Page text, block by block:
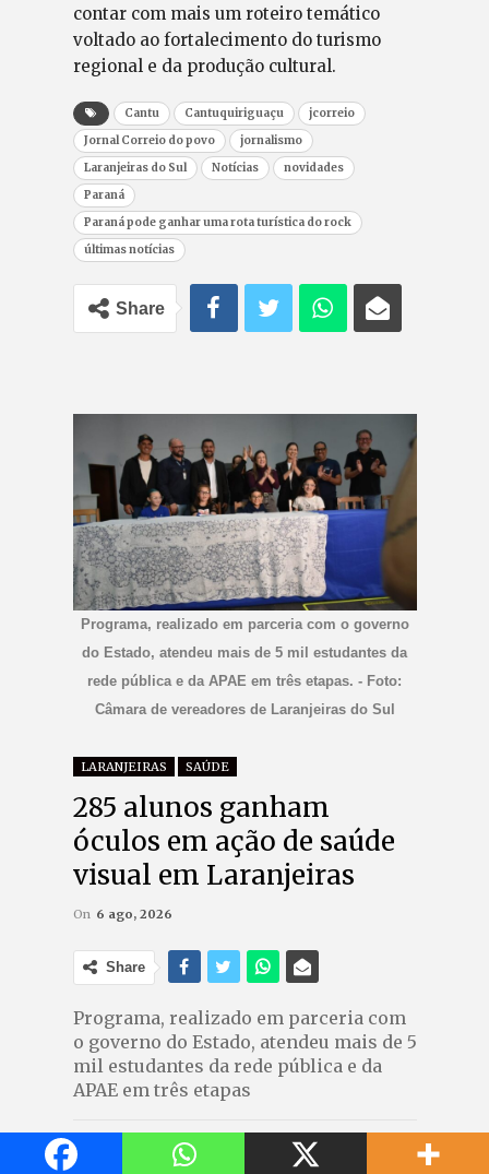
contar com mais um roteiro temático
voltado ao fortalecimento do turismo
regional e da produção cultural.
Cantu Cantuquiriguaçu
jcorreio
Jornal Correio do povo
jornalismo
Laranjeiras do Sul
Notícias
novidades
Paraná
Paraná pode ganhar uma rota turística do rock
últimas notícias
Share
Programa, realizado em parceria com o governo
do Estado, atendeu mais de 5 mil estudantes da
rede pública e da APAE em três etapas. - Foto:
Câmara de vereadores de Laranjeiras do Sul
LARANJEIRAS SAÚDE
285 alunos ganham
óculos em ação de saúde
visual em Laranjeiras
On 6 ago, 2026
Share
Programa, realizado em parceria com
o governo do Estado, atendeu mais de 5
mil estudantes da rede pública e da
APAE em três etapas
A prefeitura de Laranjeiras do Sul, em